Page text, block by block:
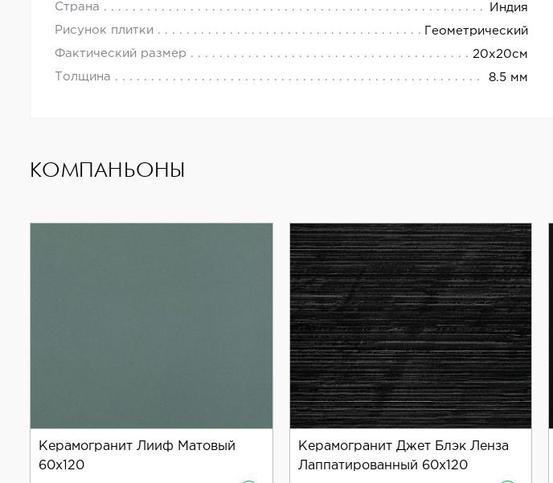
Страна Индия
Рисунок плитки Геометрический
Фактический размер 20x20см
Толщина 8.5 мм
КОМПАНЬОНЫ
Керамогранит Лииф Матовый
60x120
Керамогранит Джет Блэк Ленза
Лаппатированный 60x120